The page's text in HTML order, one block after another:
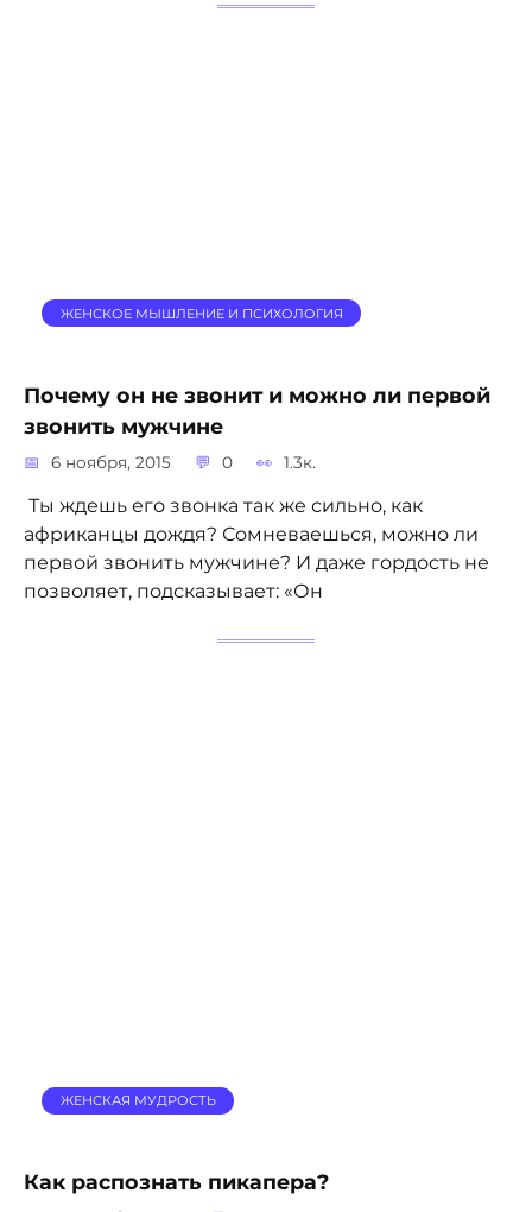
ЖЕНСКОЕ МЫШЛЕНИЕ И ПСИХОЛОГИЯ
Почему он не звонит и можно ли первой
звонить мужчине
6 ноября, 2015 0 1.3к.
Ты ждешь его звонка так же сильно, как
африканцы дождя? Сомневаешься, можно ли
первой звонить мужчине? И даже гордость не
позволяет, подсказывает: «Он
ЖЕНСКАЯ МУДРОСТЬ
Как распознать пикапера?